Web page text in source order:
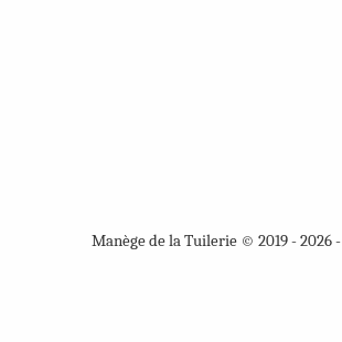
Manège de la Tuilerie © 2019 - 2026 -